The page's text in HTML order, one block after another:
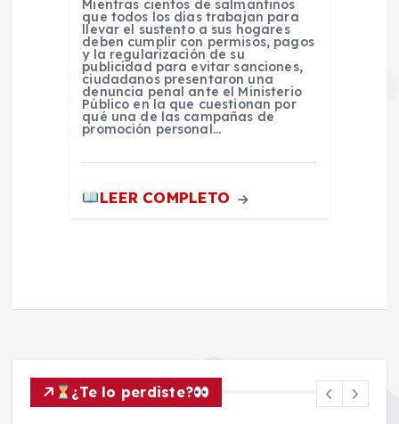
Mientras cientos de salmantinos
que todos los días trabajan para
llevar el sustento a sus hogares
deben cumplir con permisos, pagos
y la regularización de su
publicidad para evitar sanciones,
ciudadanos presentaron una
denuncia penal ante el Ministerio
Público en la que cuestionan por
qué una de las campañas de
promoción personal…
LEER COMPLETO
¿Te lo perdiste?